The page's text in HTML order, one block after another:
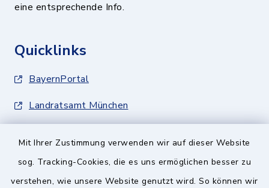
Mit Ihrer Zustimmung verwenden wir auf dieser Website
sog. Tracking-Cookies, die es uns ermöglichen besser zu
verstehen, wie unsere Website genutzt wird. So können wir
eine entsprechende Info.
Quicklinks
BayernPortal
Landratsamt München
Schulzweckverband